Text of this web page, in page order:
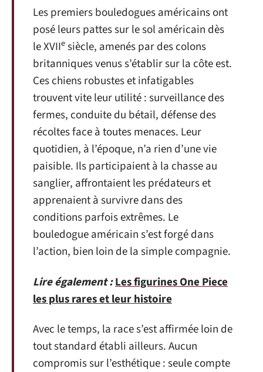
Les premiers bouledogues américains ont
posé leurs pattes sur le sol américain dès
le XVIIesiècle, amenés par des colons
britanniques venus s’établir sur la côte est.
Ces chiens robustes et infatigables
trouvent vite leur utilité : surveillance des
fermes, conduite du bétail, défense des
récoltes face à toutes menaces. Leur
quotidien, à l’époque, n’a rien d’une vie
paisible. Ils participaient à la chasse au
sanglier, affrontaient les prédateurs et
apprenaient à survivre dans des
conditions parfois extrêmes. Le
bouledogue américain s’est forgé dans
l’action, bien loin de la simple compagnie.
Lire également :Les figurines One Piece
les plus rares et leur histoire
Avec le temps, la race s’est affirmée loin de
tout standard établi ailleurs. Aucun
compromis sur l’esthétique : seule compte